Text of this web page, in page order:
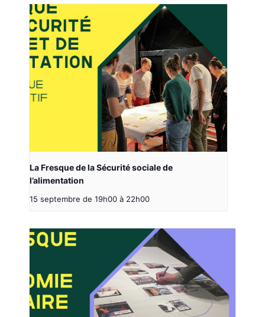
La Fresque de la Sécurité sociale de
l’alimentation
15 septembre de 19h00 à 22h00